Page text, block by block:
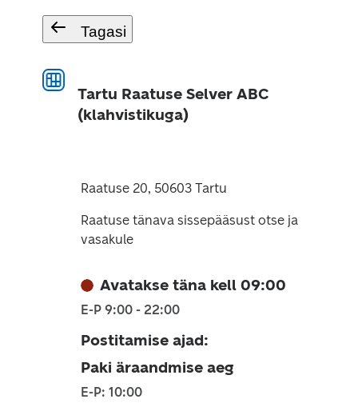
Tagasi
Tartu Raatuse Selver ABC
(klahvistikuga)
Raatuse 20, 50603 Tartu
Raatuse tänava sissepääsust otse ja
vasakule
Avatakse täna kell 09:00
E-P 9:00 - 22:00
Postitamise ajad:
Paki äraandmise aeg
E-P: 10:00